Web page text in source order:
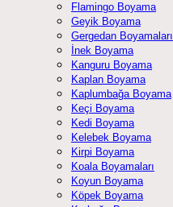
Flamingo Boyama
Geyik Boyama
Gergedan Boyamaları
İnek Boyama
Kanguru Boyama
Kaplan Boyama
Kaplumbağa Boyama
Keçi Boyama
Kedi Boyama
Kelebek Boyama
Kirpi Boyama
Koala Boyamaları
Koyun Boyama
Köpek Boyama